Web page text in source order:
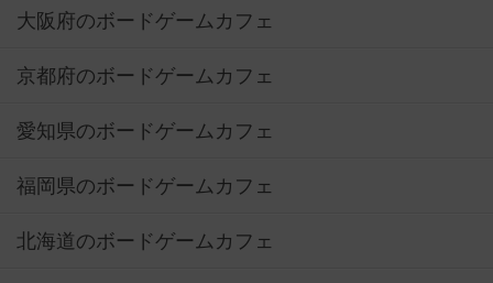
大阪府のボードゲームカフェ
京都府のボードゲームカフェ
愛知県のボードゲームカフェ
福岡県のボードゲームカフェ
北海道のボードゲームカフェ